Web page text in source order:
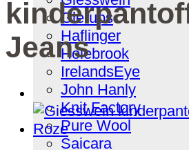
Glerups
Haflinger
Holebrook
IrelandsEye
John Hanly
Knit Factory
Pure Wool
Saicara
Jeans